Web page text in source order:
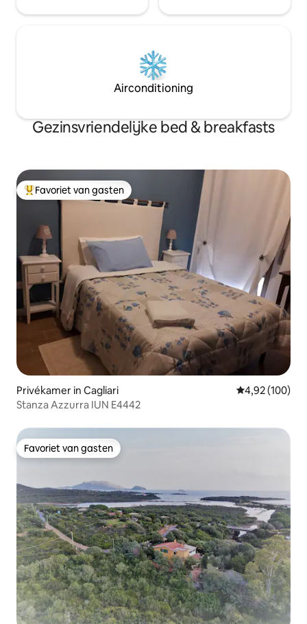
Airconditioning
Gezinsvriendelijke bed & breakfasts
Topfavoriet van gasten
Favoriet van gasten
Privékamer in Cagliari Gemiddelde
4,92 (100)
Stanza Azzurra IUN E4442
Favoriet van gasten
Favoriet van gasten